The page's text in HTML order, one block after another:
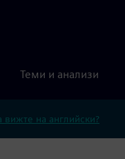
Теми и анализи
вижте на английски?